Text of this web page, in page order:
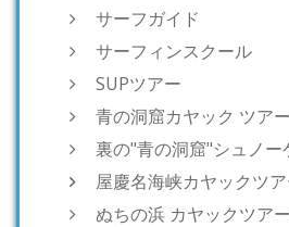
サーフガイド
サーフィンスクール
SUPツアー
青の洞窟カヤック ツアー
裏の"青の洞窟"シュノー
屋慶名海峡カヤックツ
ぬちの浜 カヤックツアー